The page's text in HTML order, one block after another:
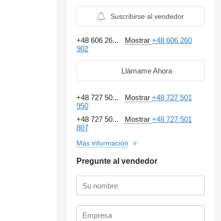
Suscribirse al vendedor
+48 606 26... Mostrar+48 606 260
902
Llámame Ahora
+48 727 50... Mostrar+48 727 501
950
+48 727 50...
Mostrar+48 727 501
807
Más información
Pregunte al vendedor